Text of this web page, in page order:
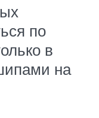
по
в
на